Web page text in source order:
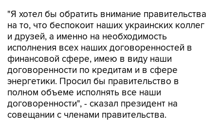
"Я хотел бы обратить внимание правительства
на то, что беспокоит наших украинских коллег
и друзей, а именно на необходимость
исполнения всех наших договоренностей в
финансовой сфере, имею в виду наши
договоренности по кредитам и в сфере
энергетики. Просил бы правительство в
полном объеме исполнять все наши
договоренности", - сказал президент на
совещании с членами правительства.